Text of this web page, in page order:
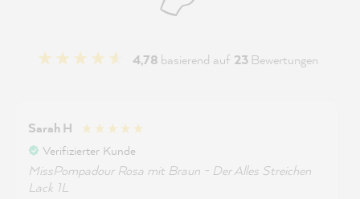
4,78 basierend auf 23 Bewertungen
Sarah H
Verifizierter Kunde
MissPompadour Rosa mit Braun - Der Alles Streichen
Lack 1L